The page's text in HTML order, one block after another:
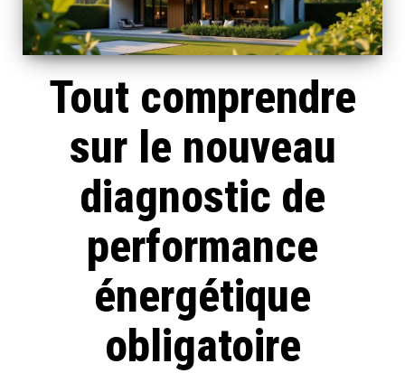
Tout comprendre
sur le nouveau
diagnostic de
performance
énergétique
obligatoire